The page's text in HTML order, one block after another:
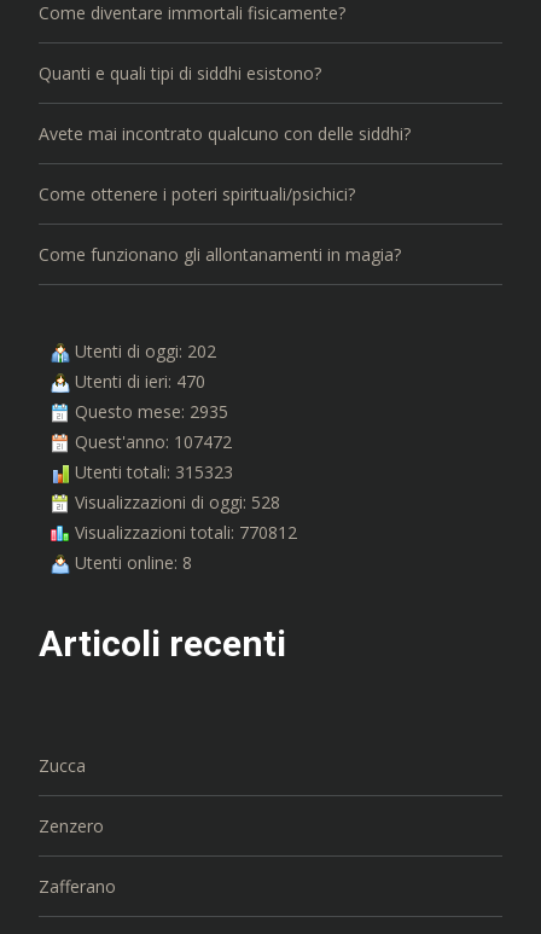
Come diventare immortali fisicamente?
Quanti e quali tipi di siddhi esistono?
Avete mai incontrato qualcuno con delle siddhi?
Come ottenere i poteri spirituali/psichici?
Come funzionano gli allontanamenti in magia?
Utenti di oggi: 202
Utenti di ieri: 470
Questo mese: 2935
Quest'anno: 107472
Utenti totali: 315323
Visualizzazioni di oggi: 528
Visualizzazioni totali: 770812
Utenti online: 8
Articoli recenti
Zucca
Zenzero
Zafferano